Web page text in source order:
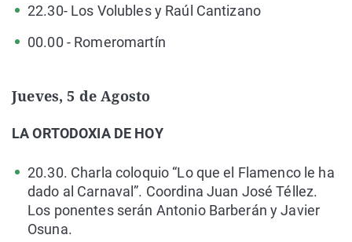
22.30- Los Volubles y Raúl Cantizano
00.00 - Romeromartín
Jueves, 5 de Agosto
LA ORTODOXIA DE HOY
20.30. Charla coloquio “Lo que el Flamenco le ha
dado al Carnaval”. Coordina Juan José Téllez.
Los ponentes serán Antonio Barberán y Javier
Osuna.